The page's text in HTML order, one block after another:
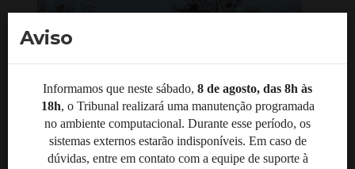
Aviso
Informamos que neste sábado, 8 de agosto, das 8h às
18h, o Tribunal realizará uma manutenção programada
no ambiente computacional. Durante esse período, os
sistemas externos estarão indisponíveis. Em caso de
dúvidas, entre em contato com a equipe de suporte à